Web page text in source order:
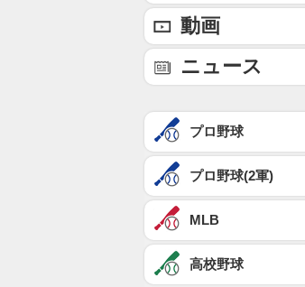
動画
ニュース
プロ野球
プロ野球(2軍)
MLB
高校野球